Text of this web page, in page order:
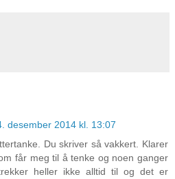
desember 2014 kl. 13:07
Du skriver så vakkert. Klarer
får meg til å tenke og noen ganger
heller ikke alltid til og det er